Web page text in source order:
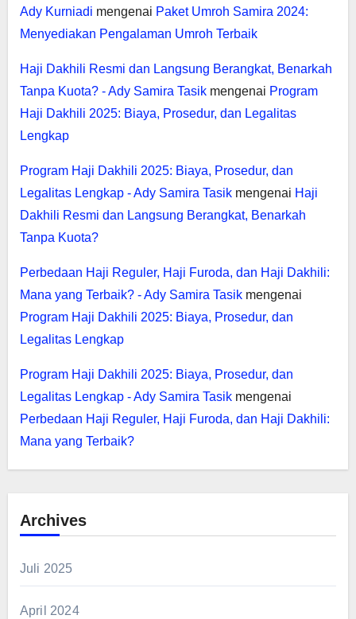
Ady Kurniadi mengenai Paket Umroh Samira 2024:
Menyediakan Pengalaman Umroh Terbaik
Haji Dakhili Resmi dan Langsung Berangkat, Benarkah
Tanpa Kuota? - Ady Samira Tasikmengenai Program
Haji Dakhili 2025: Biaya, Prosedur, dan Legalitas
Lengkap
Program Haji Dakhili 2025: Biaya, Prosedur, dan
Legalitas Lengkap - Ady Samira Tasikmengenai Haji
Dakhili Resmi dan Langsung Berangkat, Benarkah
Tanpa Kuota?
Perbedaan Haji Reguler, Haji Furoda, dan Haji Dakhili:
Mana yang Terbaik? - Ady Samira Tasikmengenai
Program Haji Dakhili 2025: Biaya, Prosedur, dan
Legalitas Lengkap
Program Haji Dakhili 2025: Biaya, Prosedur, dan
Legalitas Lengkap - Ady Samira Tasikmengenai
Perbedaan Haji Reguler, Haji Furoda, dan Haji Dakhili:
Mana yang Terbaik?
Archives
Juli 2025
April 2024